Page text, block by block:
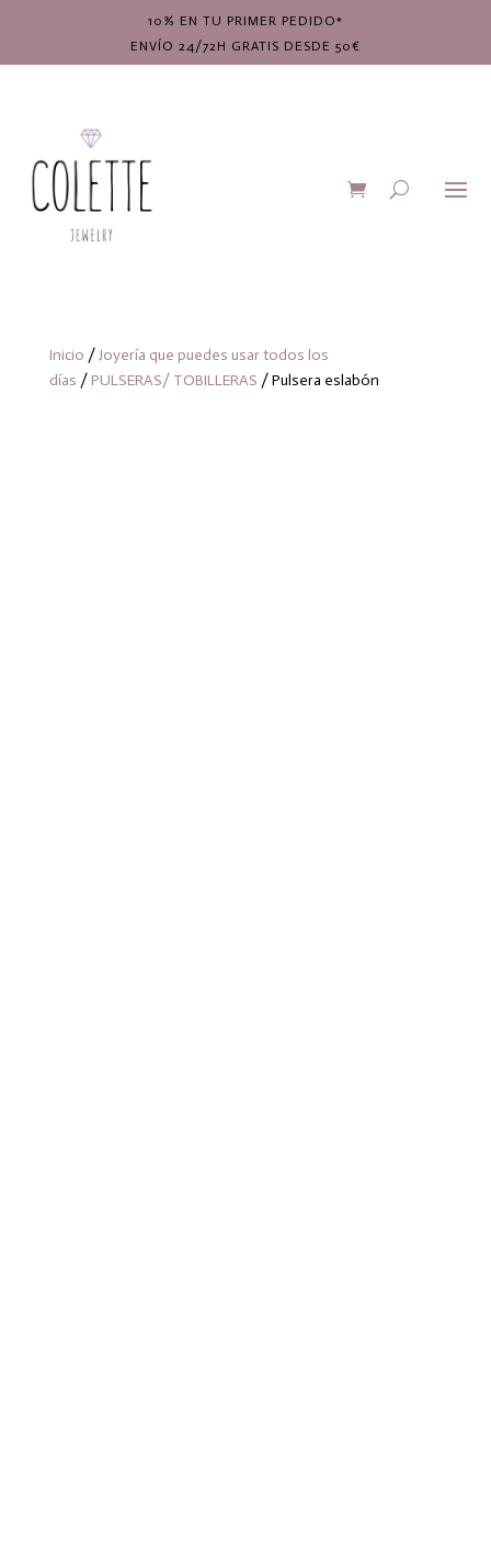
10% EN TU PRIMER PEDIDO*
ENVÍO 24/72H GRATIS DESDE 50€
Inicio /Joyería que puedes usar todos los
días / PULSERAS/ TOBILLERAS / Pulsera eslabón